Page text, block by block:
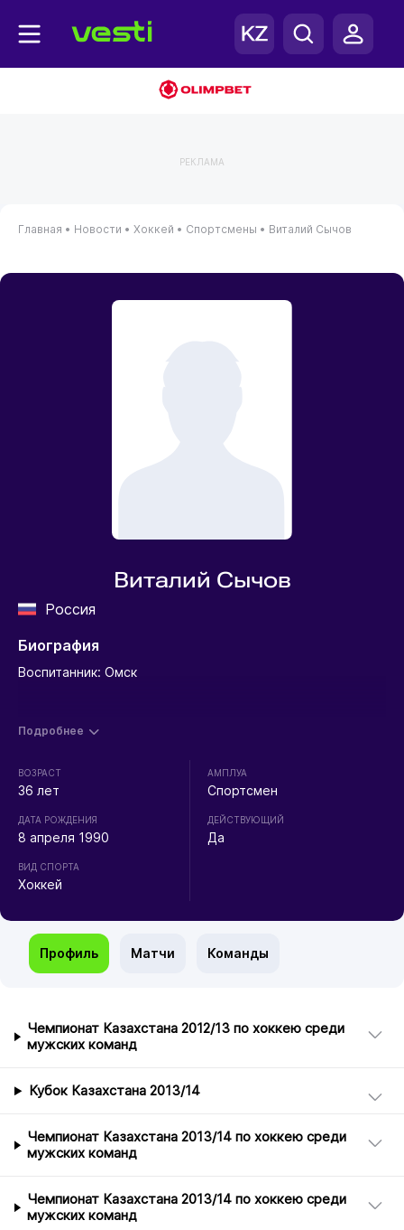
РЕКЛАМА
Главная • Новости • Хоккей • Спортсмены • Виталий Сычов
Виталий Сычов
Россия
Биография
Воспитанник: Омск
Подробнее
ВОЗРАСТ
36 лет
ДАТА РОЖДЕНИЯ
8 апреля 1990
ВИД СПОРТА
Хоккей
АМПЛУА
Спортсмен
ДЕЙСТВУЮЩИЙ
Да
Профиль Матчи Команды
Чемпионат Казахстана 2012/13 по хоккею среди
мужских команд
Кубок Казахстана 2013/14
Чемпионат Казахстана 2013/14 по хоккею среди
мужских команд
Чемпионат Казахстана 2013/14 по хоккею среди
мужских команд